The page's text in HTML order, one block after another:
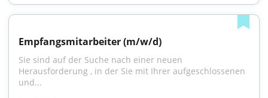
Empfangsmitarbeiter (m/w/d)
Sie sind auf der Suche nach einer neuen
Herausforderung , in der Sie mit Ihrer aufgeschlossenen
und...